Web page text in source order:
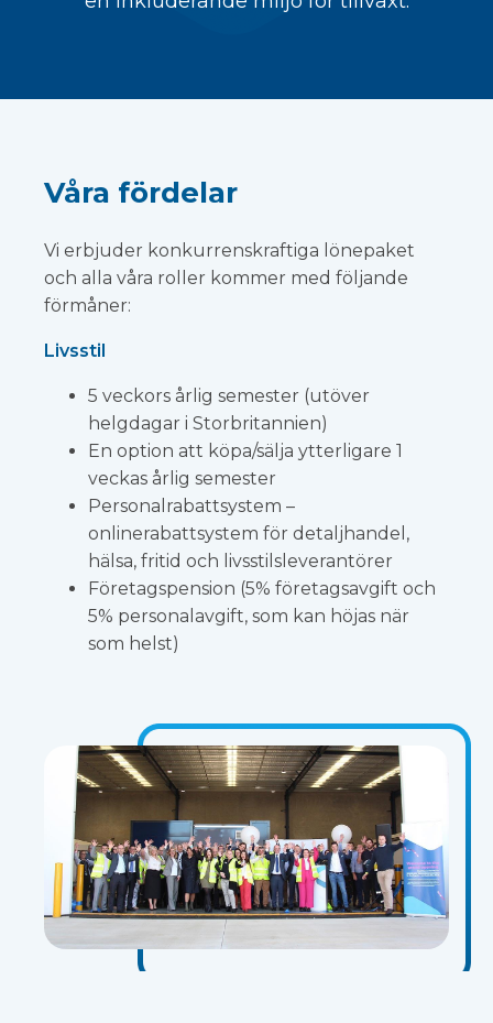
Våra fördelar
Vi erbjuder konkurrenskraftiga lönepaket
och alla våra roller kommer med följande
förmåner:
Livsstil
5 veckors årlig semester (utöver
helgdagar i Storbritannien)
En option att köpa/sälja ytterligare 1
veckas årlig semester
Personalrabattsystem –
onlinerabattsystem för detaljhandel,
hälsa, fritid och livsstilsleverantörer
Företagspension (5% företagsavgift och
5% personalavgift, som kan höjas när
som helst)